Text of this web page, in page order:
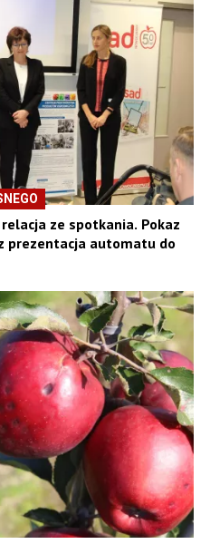
ze spotkania. Pokaz
prezentacja automatu do